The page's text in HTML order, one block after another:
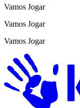
Vamos Jogar
Vamos Jogar
Vamos Jogar